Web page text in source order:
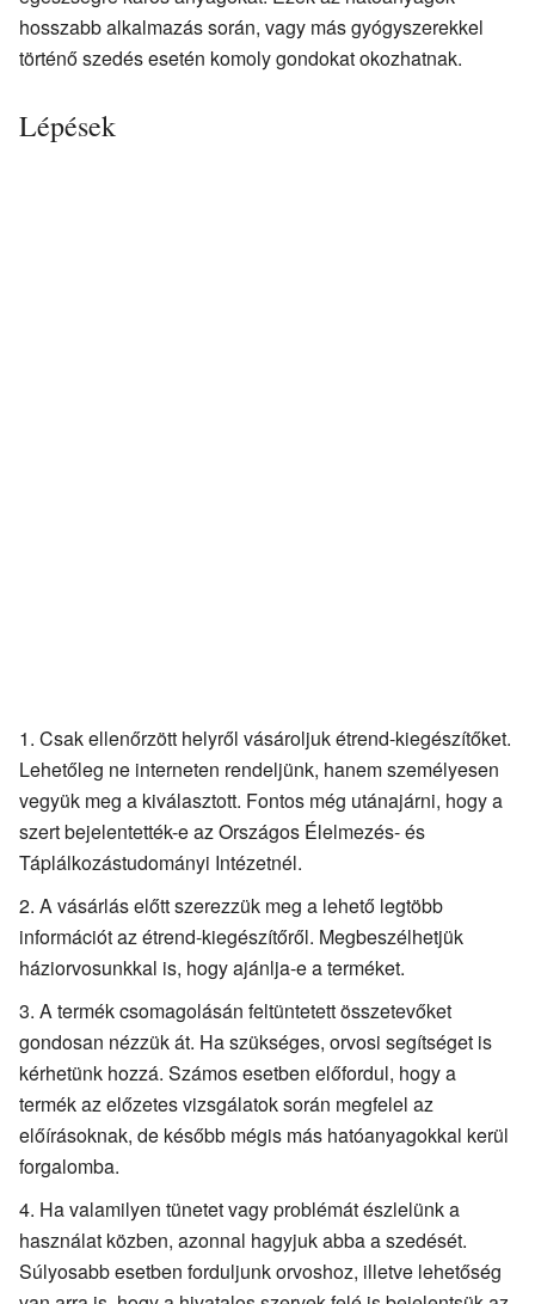
hosszabb alkalmazás során, vagy más gyógyszerekkel
történő szedés esetén komoly gondokat okozhatnak.
Lépések
Csak ellenőrzött helyről vásároljuk étrend-kiegészítőket.
Lehetőleg ne interneten rendeljünk, hanem személyesen
vegyük meg a kiválasztott. Fontos még utánajárni, hogy a
szert bejelentették-e az Országos Élelmezés- és
Táplálkozástudományi Intézetnél.
A vásárlás előtt szerezzük meg a lehető legtöbb
információt az étrend-kiegészítőről. Megbeszélhetjük
háziorvosunkkal is, hogy ajánlja-e a terméket.
A termék csomagolásán feltüntetett összetevőket
gondosan nézzük át. Ha szükséges, orvosi segítséget is
kérhetünk hozzá. Számos esetben előfordul, hogy a
termék az előzetes vizsgálatok során megfelel az
előírásoknak, de később mégis más hatóanyagokkal kerül
forgalomba.
Ha valamilyen tünetet vagy problémát észlelünk a
használat közben, azonnal hagyjuk abba a szedését.
Súlyosabb esetben forduljunk orvoshoz, illetve lehetőség